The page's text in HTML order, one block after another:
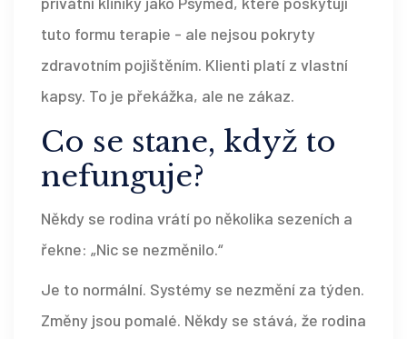
tuto formu terapie - ale nejsou pokryty
zdravotním pojištěním. Klienti platí z vlastní
kapsy. To je překážka, ale ne zákaz.
Co se stane, když to
nefunguje?
Někdy se rodina vrátí po několika sezeních a
řekne: „Nic se nezměnilo.“
Je to normální. Systémy se nezmění za týden.
Změny jsou pomalé. Někdy se stává, že rodina